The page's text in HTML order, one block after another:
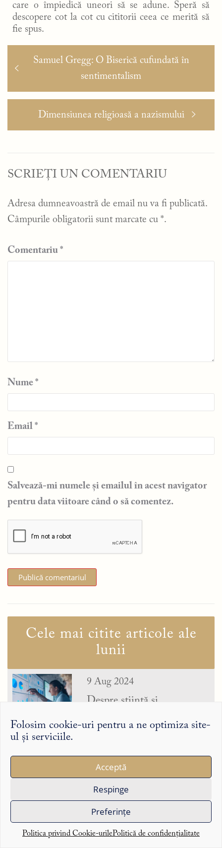
Folosim cookie-uri pentru a ne optimiza site-
ul și serviciile.
Acceptă
Respinge
Preferințe
Politica privind Cookie-urilePolitică de confidențialitate
care o împiedică uneori să se adune. Speră să
descopere cot la cot cu cititorii ceea ce merită să
fie spus.
Navigare
în
Articolul
Samuel Gregg: O Biserică cufundată în
sentimentalism
Articolul
următor:
Dimensiunea religioasă a nazismului
SCRIEȚI UN COMENTARIU
Adresa dumneavoastră de email nu va fi publicată.
Câmpurile obligatorii sunt marcate cu *.
Comentariu *
Nume *
Email *
Salvează-mi numele și emailul în acest navigator
pentru data viitoare când o să comentez.
Cele mai citite articole ale
lunii
9 Aug 2024
Despre știință și
după pandemie
31 Jul 2024
informatică din istorie.
Câteva concluzii